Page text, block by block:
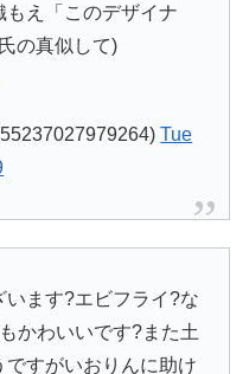
もえ「このデザイナ
の真似して)
Tue
ます?エビフライ?な
かわいいです?また土
ですがいおりんに助け